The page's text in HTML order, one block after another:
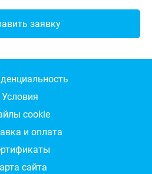
Условия
cookie
и оплата
сайта